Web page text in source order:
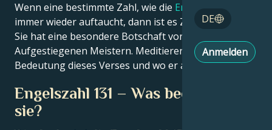
Schütze
DE
English
Anmelden
Wenn eine bestimmte Zahl, wie die Engelszahl 131
immer wieder auftaucht, dann ist es Zeit zu handeln.
Sie hat eine besondere Botschaft von den
Aufgestiegenen Meistern. Meditieren Sie über die
Bedeutung dieses Verses und wo er auf Sie zutrifft.
Engelszahl 131 – Was bedeutet
sie?